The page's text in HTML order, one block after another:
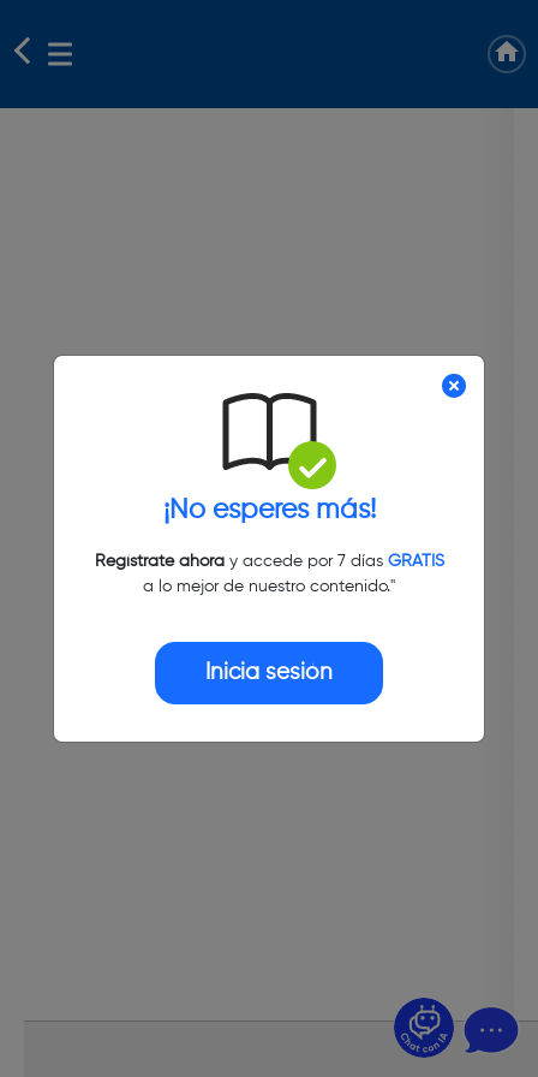
¡No esperes más!
Regístrate ahoray accede por 7 días GRATIS
a lo mejor de nuestro contenido."
Inicia sesión